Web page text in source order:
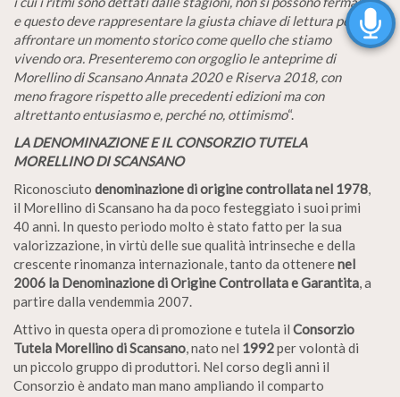
e questo deve rappresentare la giusta chiave di lettura per
affrontare un momento storico come quello che stiamo
vivendo ora. Presenteremo con orgoglio le anteprime di
Morellino di Scansano Annata 2020 e Riserva 2018, con
meno fragore rispetto alle precedenti edizioni ma con
altrettanto entusiasmo e, perché no, ottimismo“.
LA DENOMINAZIONE E IL CONSORZIO TUTELA
MORELLINO DI SCANSANO
Riconosciuto denominazione di origine controllata nel 1978
il Morellino di Scansano ha da poco festeggiato i suoi primi
40 anni. In questo periodo molto è stato fatto per la sua
valorizzazione, in virtù delle sue qualità intrinseche e della
crescente rinomanza internazionale, tanto da ottenerenel
2006 la Denominazione di Origine Controllata e Garantita , a
partire dalla vendemmia 2007.
Attivo in questa opera di promozione e tutela il Consorzio
Tutela Morellino di Scansano , nato nel 1992per volontà di
un piccolo gruppo di produttori. Nel corso degli anni il
Consorzio è andato man mano ampliando il comparto